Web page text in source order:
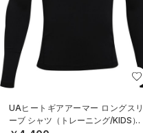
UAヒートギアアーマー ロングスリ
ーブ シャツ（トレーニング/KIDS）